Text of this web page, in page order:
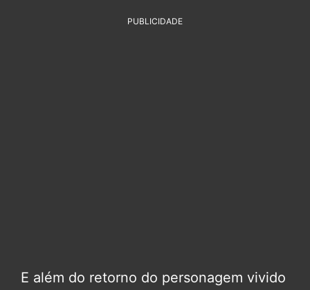
PUBLICIDADE
E além do retorno do personagem vivido